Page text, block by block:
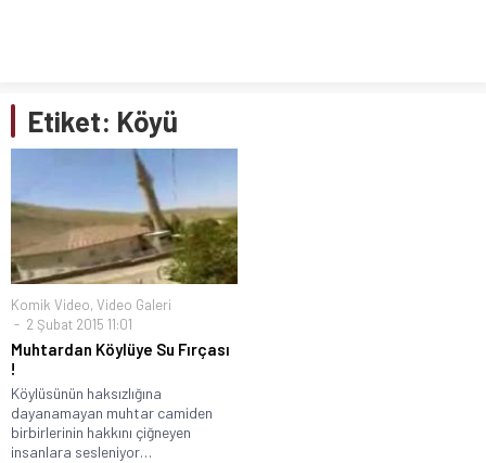
Etiket: Köyü
Komik Video, Video Galeri
2 Şubat 2015 11:01
Muhtardan Köylüye Su Fırçası
!
Köylüsünün haksızlığına
dayanamayan muhtar camiden
birbirlerinin hakkını çiğneyen
insanlara sesleniyor…